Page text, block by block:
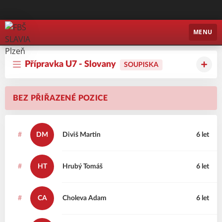
FBŠ SLAVIA Plzeň
MENU
Přípravka U7 - Slovany SOUPISKA
BEZ PŘIŘAZENÉ POZICE
# DM Martin
Diviš 6 let
# HT Tomáš
Hrubý 6 let
# CA Adam
Choleva 6 let